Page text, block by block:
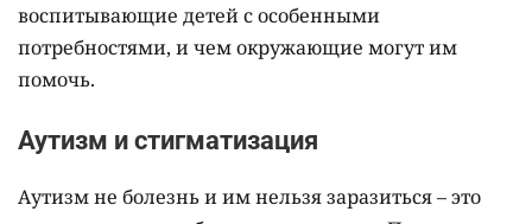
воспитывающие детей с особенными
потребностями, и чем окружающие могут им
помочь.
Аутизм и стигматизация
Аутизм не болезнь и им нельзя заразиться – это